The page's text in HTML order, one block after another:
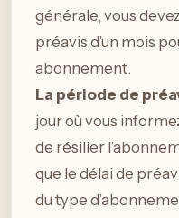
générale, vous
préavis d’un mois
abonnement.
La période de
jour où vous
de résilier
que le délai de
du type